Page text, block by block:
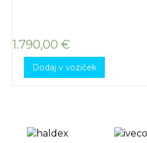
1.790,00 €
Dodaj v voziček